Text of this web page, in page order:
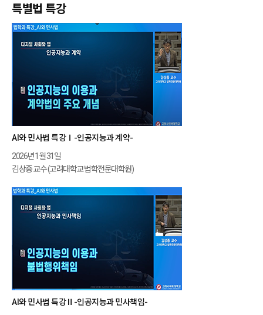
특별법 특강
AI와 민사법 특강Ⅰ-인공지능과 계약-
2026년 1월 31일
김상중 교수 (고려대학교 법학전문대학원)
AI와 민사법 특강Ⅱ-인공지능과 민사책임-